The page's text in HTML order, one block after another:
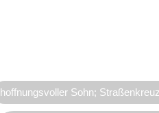
hoffnungsvoller Sohn;